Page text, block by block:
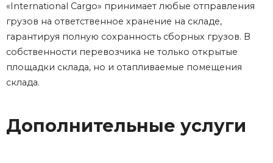
«International Cargo» принимает любые отправления
грузов на ответственное хранение на складе,
гарантируя полную сохранность сборных грузов. В
собственности перевозчика не только открытые
площадки склада, но и отапливаемые помещения
склада.
Дополнительные услуги